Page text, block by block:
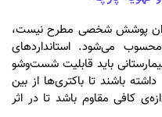
پوشش شخصی مطرح نیست،
می‌شود. استانداردهای
باید قابلیت شست‌وشو
را داشته باشند تا باکتری‌ها از بین
کافی مقاوم باشد تا در اثر